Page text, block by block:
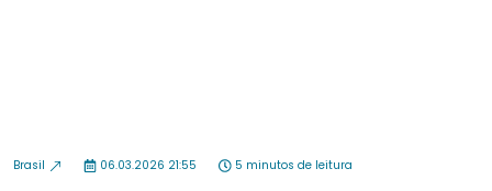
Brasil 06.03.2026 21:55 5 minutos de leitura